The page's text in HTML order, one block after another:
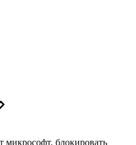
микрософт, блокировать